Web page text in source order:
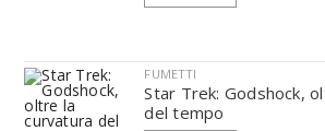
FUMETTI
Star Trek: Godshock,
del tempo